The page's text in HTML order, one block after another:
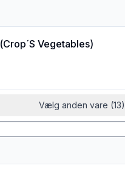
(Crop´S Vegetables)
Vælg anden vare (13)